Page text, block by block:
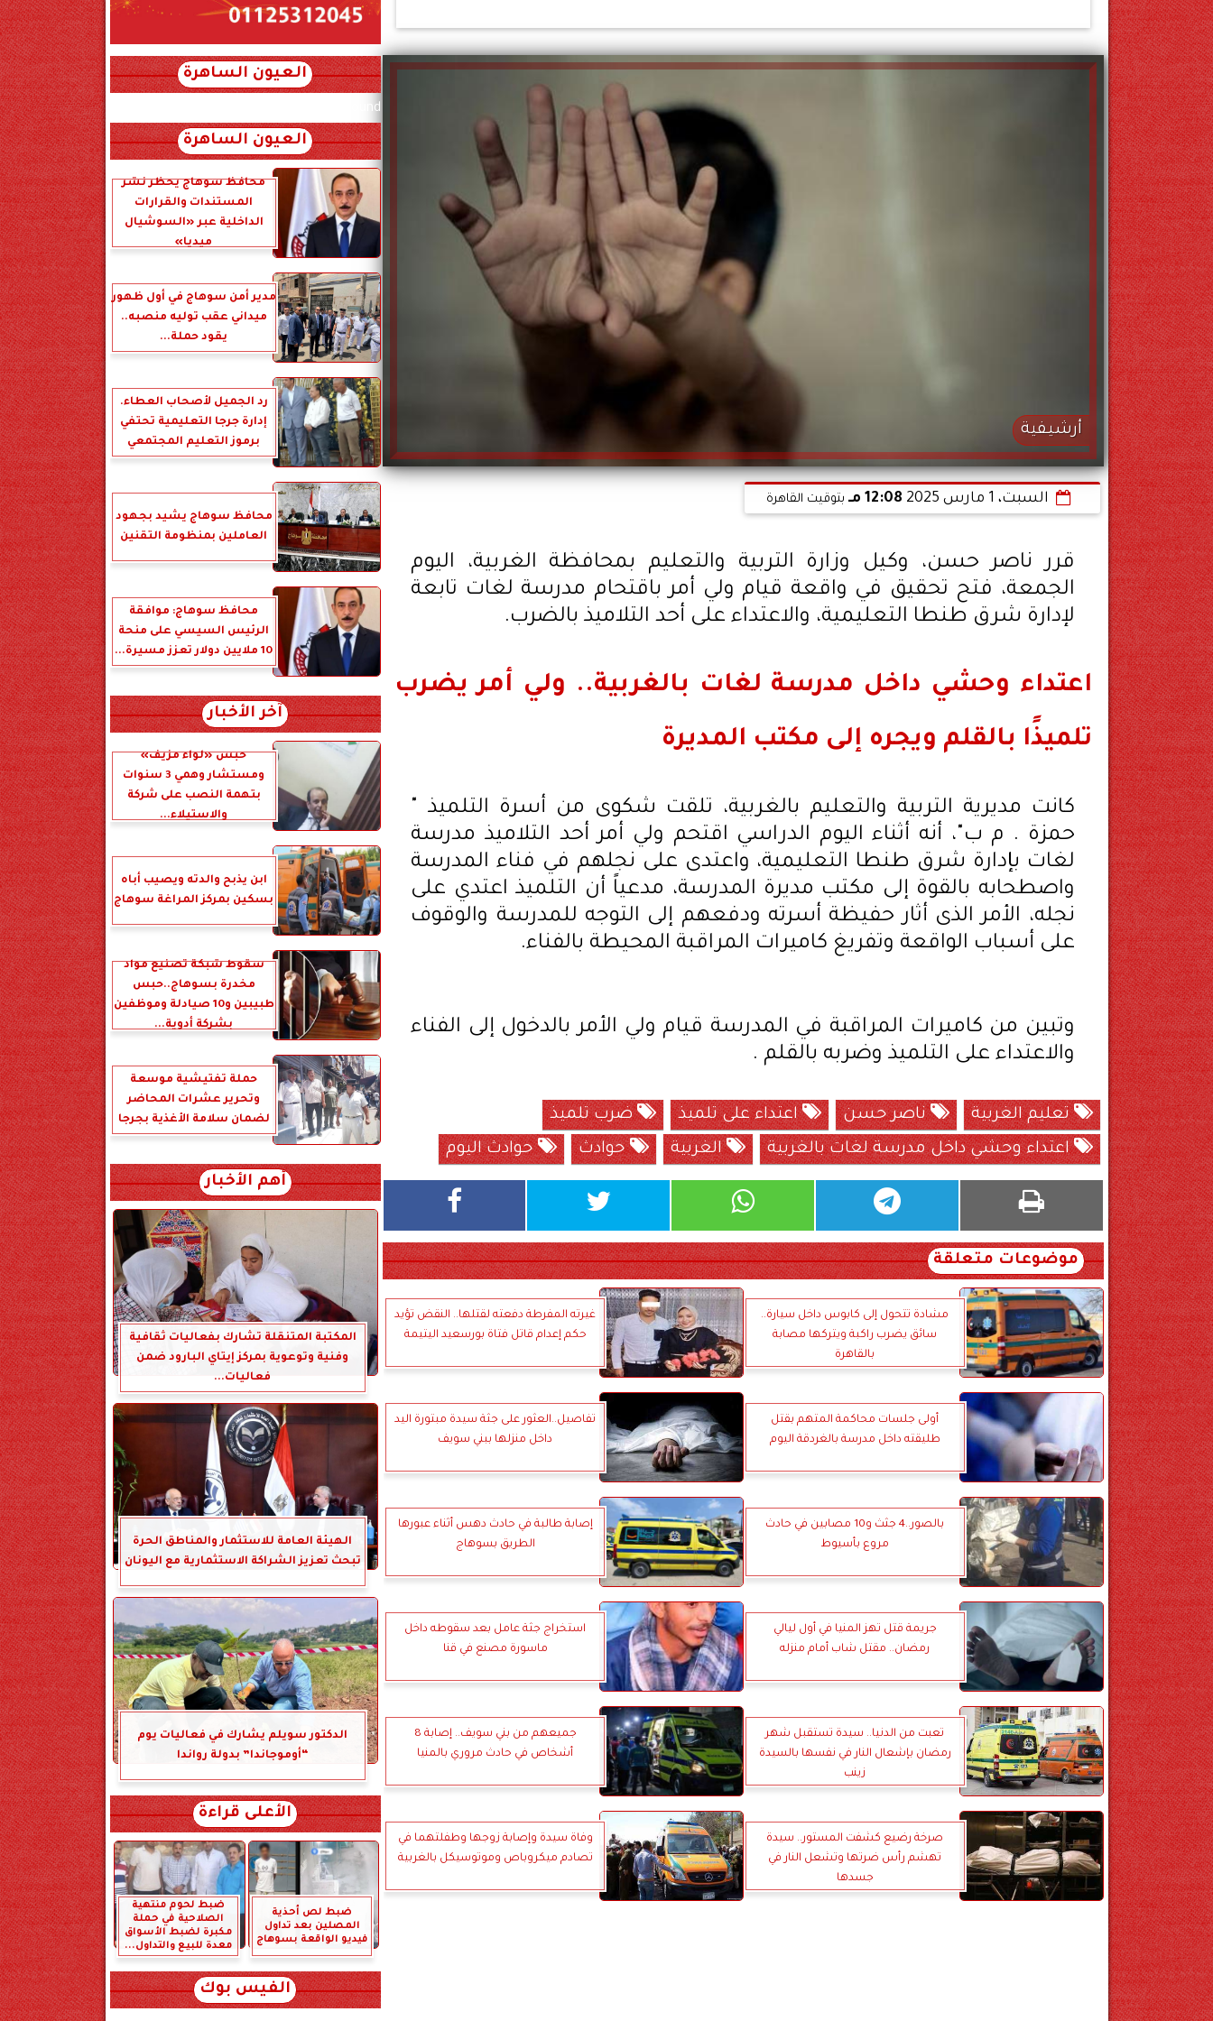
أرشيفية
السبت، 1 مارس 2025 12:08 مـ بتوقيت القاهرة
قرر ناصر حسن، وكيل وزارة التربية والتعليم بمحافظة الغربية، اليوم
الجمعة، فتح تحقيق في واقعة قيام ولي أمر باقتحام مدرسة لغات تابعة
لإدارة شرق طنطا التعليمية، والاعتداء على أحد التلاميذ بالضرب.
اعتداء وحشي داخل مدرسة لغات بالغربية.. ولي أمر يضرب
تلميذًا بالقلم ويجره إلى مكتب المديرة
كانت مديرية التربية والتعليم بالغربية، تلقت شكوى من أسرة التلميذ "
حمزة . م ب"، أنه أثناء اليوم الدراسي اقتحم ولي أمر أحد التلاميذ مدرسة
لغات بإدارة شرق طنطا التعليمية، واعتدى على نجلهم في فناء المدرسة
واصطحابه بالقوة إلى مكتب مديرة المدرسة، مدعياً أن التلميذ اعتدي على
نجله، الأمر الذى أثار حفيظة أسرته ودفعهم إلى التوجه للمدرسة والوقوف
على أسباب الواقعة وتفريغ كاميرات المراقبة المحيطة بالفناء.
وتبين من كاميرات المراقبة في المدرسة قيام ولي الأمر بالدخول إلى الفناء
والاعتداء على التلميذ وضربه بالقلم .
تعليم الغربية ناصر حسن اعتداء على تلميذ
ضرب تلميذ
اعتداء وحشي داخل مدرسة لغات بالغربية
الغربية حوادث حوادث اليوم
موضوعات متعلقة
مشادة تتحول إلى كابوس داخل سيارة..
سائق يضرب راكبة ويتركها مصابة
بالقاهرة
غيرته المفرطة دفعته لقتلها.. النقض تؤيد
حكم إعدام قاتل فتاة بورسعيد اليتيمة
أولى جلسات محاكمة المتهم بقتل
طليقته داخل مدرسة بالغردقة اليوم
تفاصيل..العثور على جثة سيدة مبتورة اليد
داخل منزلها ببني سويف
بالصور..4 جثث و10 مصابين في حادث
مروع بأسيوط
إصابة طالبة في حادث دهس أثناء عبورها
الطريق بسوهاج
جريمة قتل تهز المنيا في أول ليالي
رمضان.. مقتل شاب أمام منزله
استخراج جثة عامل بعد سقوطه داخل
ماسورة مصنع في قنا
تعبت من الدنيا.. سيدة تستقبل شهر
رمضان بإشعال النار في نفسها بالسيدة
زينب
جميعهم من بني سويف.. إصابة 8
أشخاص في حادث مروري بالمنيا
صرخة رضيع كشفت المستور.. سيدة
تهشم رأس ضرتها وتشعل النار في
جسدها
وفاة سيدة وإصابة زوجها وطفلتهما في
تصادم ميكروباص وموتوسيكل بالغربية
العيون الساهرة
xml_json/rss/~12.xml x0n not found
العيون الساهرة
محافظ سوهاج يحظر نشر
المستندات والقرارات
الداخلية عبر «السوشيال
ميديا»
مدير أمن سوهاج في أول ظهور
ميداني عقب توليه منصبه..
يقود حملة...
رد الجميل لأصحاب العطاء.
إدارة جرجا التعليمية تحتفي
برموز التعليم المجتمعي
محافظ سوهاج يشيد بجهود
العاملين بمنظومة التقنين
محافظ سوهاج: موافقة
الرئيس السيسي على منحة
10 ملايين دولار تعزز مسيرة...
آخر الأخبار
حبس «لواء مزيف»
ومستشار وهمي 3 سنوات
بتهمة النصب على شركة
والاستيلاء...
ابن يذبح والدته ويصيب أباه
بسكين بمركز المراغة سوهاج
سقوط شبكة تصنيع مواد
مخدرة بسوهاج..حبس
طبيبين و10 صيادلة وموظفين
بشركة أدوية...
حملة تفتيشية موسعة
وتحرير عشرات المحاضر
لضمان سلامة الأغذية بجرجا
أهم الأخبار
المكتبة المتنقلة تشارك بفعاليات ثقافية
وفنية وتوعوية بمركز إيتاي البارود ضمن
فعاليات...
الهيئة العامة للاستثمار والمناطق الحرة
تبحث تعزيز الشراكة الاستثمارية مع اليونان
الدكتور سويلم يشارك في فعاليات يوم
“أوموجاندا” بدولة رواندا
الأعلى قراءة
ضبط لص أحذية
المصلين بعد تداول
فيديو الواقعة بسوهاج
ضبط لحوم منتهية
الصلاحية في حملة
مكبرة لضبط الأسواق
معدة للبيع والتداول...
الفيس بوك